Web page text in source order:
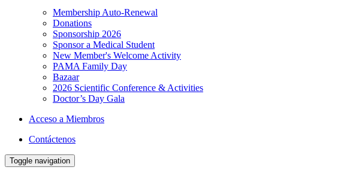
Membership Auto-Renewal
Donations
Sponsorship 2026
Sponsor a Medical Student
New Member's Welcome Activity
PAMA Family Day
Bazaar
2026 Scientific Conference & Activities
Doctor’s Day Gala
Acceso a Miembros
Contáctenos
Toggle navigation